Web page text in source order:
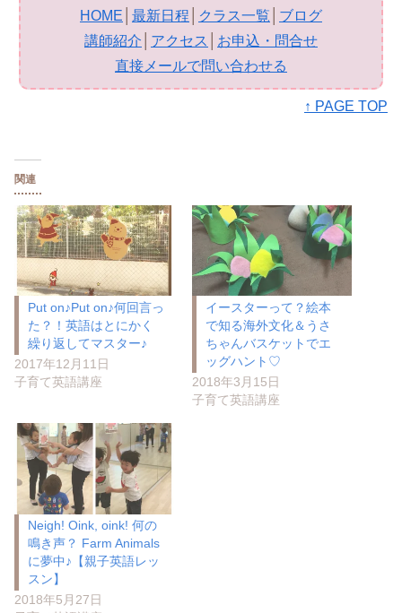
HOME 最新日程 クラス一覧
ブログ
講師紹介
アクセス
お申込・問合せ
直接メールで問い合わせる
↑ PAGE TOP
関連
Put on♪Put on♪何回言っ
た？！英語はとにかく
繰り返してマスター♪
2017年12月11日
子育て英語講座
イースターって？絵本
で知る海外文化＆うさ
ちゃんバスケットでエ
ッグハント♡
2018年3月15日
子育て英語講座
Neigh! Oink, oink! 何の
鳴き声？ Farm Animals
に夢中♪【親子英語レッ
スン】
2018年5月27日